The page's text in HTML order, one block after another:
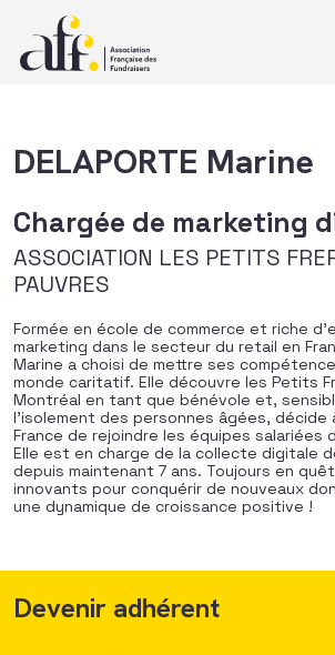
DELAPORTE Marine
Chargée de marketing
ASSOCIATION LES PETITS
PAUVRES
Formée en école de commerce et riche
marketing dans le secteur du retail en
Marine a choisi de mettre ses
monde caritatif. Elle découvre les Petits
Montréal en tant que bénévole et,
l’isolement des personnes âgées, décide
France de rejoindre les équipes salariées
Elle est en charge de la collecte digitale
depuis maintenant 7 ans. Toujours en
innovants pour conquérir de nouveaux
une dynamique de croissance positive !
Devenir adhérent